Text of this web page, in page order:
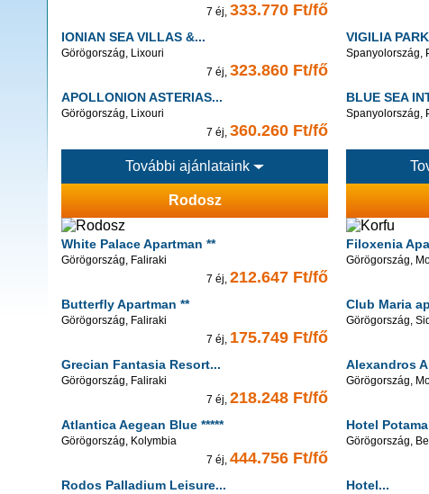
7 éj, 333.770 Ft/fő
IONIAN SEA VILLAS &...
Görögország, Lixouri
7 éj, 323.860 Ft/fő
APOLLONION ASTERIAS...
Görögország, Lixouri
7 éj, 360.260 Ft/fő
További ajánlataink
VIGILIA
Spanyolország,
BLUE SEA
Spanyolország,
Rodosz
White Palace Apartman **
Görögország, Faliraki
7 éj, 212.647 Ft/fő
Butterfly Apartman **
Görögország, Faliraki
7 éj, 175.749 Ft/fő
Grecian Fantasia Resort...
Görögország, Faliraki
7 éj, 218.248 Ft/fő
Atlantica Aegean Blue *****
Görögország, Kolymbia
7 éj, 444.756 Ft/fő
Rodos Palladium Leisure...
Filoxenia
Görögország,
Club Maria
Görögország,
Alexandros
Görögország,
Hotel
Görögország,
Hotel...